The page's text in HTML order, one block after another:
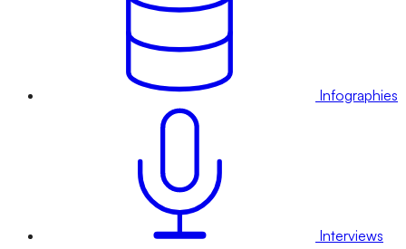
Infographies
Interviews